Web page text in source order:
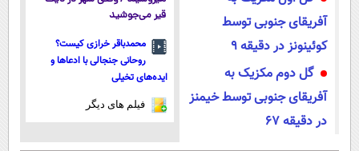
آفریقای جنوبی توسط
کوئینونز در دقیقه ۹
گل دوم مکزیک به
آفریقای جنوبی توسط خیمنز
در دقیقه ۶۷
قیر می‌جوشید
محمدباقر خرازی کیست؟
روحانی جنجالی با ادعاها و
ایده‌های تخیلی
فیلم های دیگر